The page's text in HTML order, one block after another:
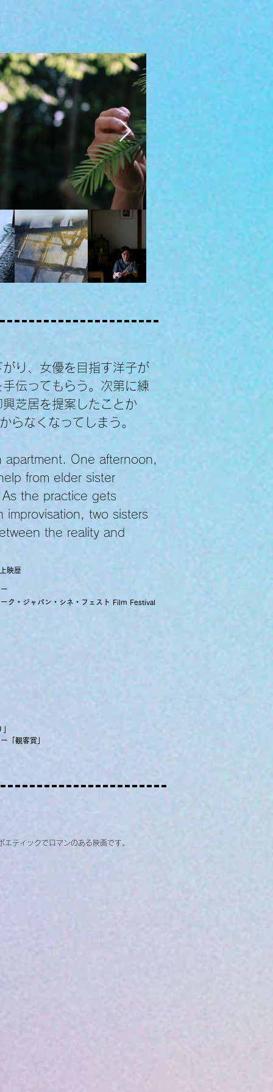
り、女優を目指す洋子が
伝ってもらう。次第に練
芝居を提案したことか
らなくなってしまう。
One afternoon,
from elder sister
the practice gets
two sisters
the reality and
映歴
ク・ジャパン・シネ・フェスト Film Festival
「観客賞」
ティックでロマンのある映画です。